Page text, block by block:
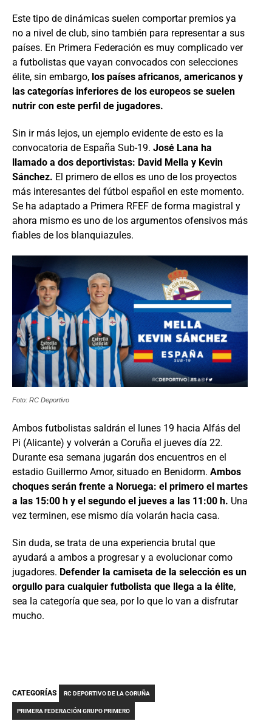
Este tipo de dinámicas suelen comportar premios ya
no a nivel de club, sino también para representar a sus
países. En Primera Federación es muy complicado ver
a futbolistas que vayan convocados con selecciones
élite, sin embargo, los países africanos, americanos y
las categorías inferiores de los europeos se suelen
nutrir con este perfil de jugadores.
Sin ir más lejos, un ejemplo evidente de esto es la
convocatoria de España Sub-19. José Lana ha
llamado a dos deportivistas: David Mella y Kevin
Sánchez. El primero de ellos es uno de los proyectos
más interesantes del fútbol español en este momento.
Se ha adaptado a Primera RFEF de forma magistral y
ahora mismo es uno de los argumentos ofensivos más
fiables de los blanquiazules.
Foto: RC Deportivo
Ambos futbolistas saldrán el lunes 19 hacia Alfás del
Pi (Alicante) y volverán a Coruña el jueves día 22.
Durante esa semana jugarán dos encuentros en el
estadio Guillermo Amor, situado en Benidorm. Ambos
choques serán frente a Noruega: el primero el martes
a las 15:00 h y el segundo el jueves a las 11:00 h. Una
vez terminen, ese mismo día volarán hacia casa.
Sin duda, se trata de una experiencia brutal que
ayudará a ambos a progresar y a evolucionar como
jugadores. Defender la camiseta de la selección es un
orgullo para cualquier futbolista que llega a la élite,
sea la categoría que sea, por lo que lo van a disfrutar
mucho.
CATEGORÍAS RC DEPORTIVO DE LA CORUÑA
PRIMERA FEDERACIÓN GRUPO PRIMERO